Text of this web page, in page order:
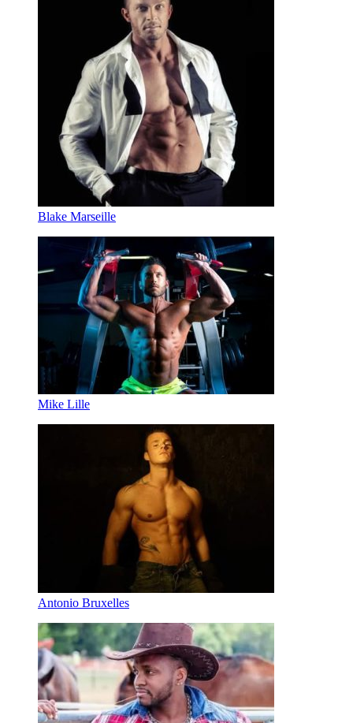
Blake Marseille
Mike Lille
Antonio Bruxelles